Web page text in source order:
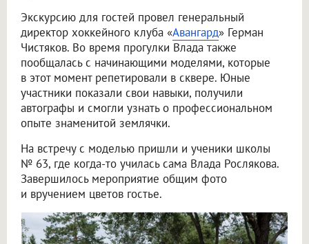
Экскурсию для гостей провел генеральный
директор хоккейного клуба «Авангард» Герман
Чистяков. Во время прогулки Влада также
пообщалась с начинающими моделями, которые
в этот момент репетировали в сквере. Юные
участники показали свои навыки, получили
автографы и смогли узнать о профессиональном
опыте знаменитой землячки.
На встречу с моделью пришли и ученики школы
№ 63, где когда-то училась сама Влада Рослякова.
Завершилось мероприятие общим фото
и вручением цветов гостье.